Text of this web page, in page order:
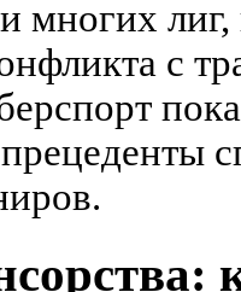
многих
с